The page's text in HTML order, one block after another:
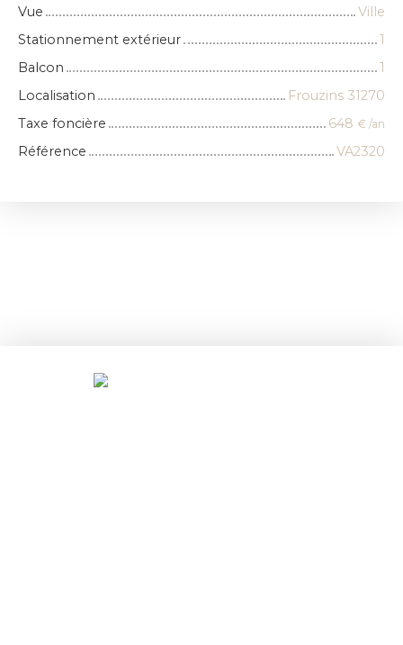
Vue
Ville
Stationnement extérieur
1
Balcon
1
Localisation
Frouzins 31270
Taxe foncière
648 € /an
Référence VA2320